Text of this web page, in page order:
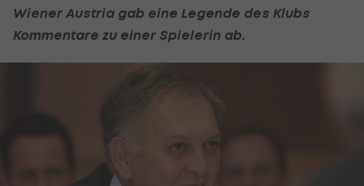
Wiener Austria gab eine Legende des Klubs
Kommentare zu einer Spielerin ab.